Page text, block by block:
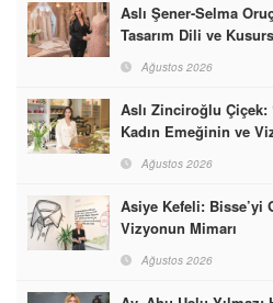
Aslı Şener-Selma
Tasarım Dili ve
Dünyasına İmzalarını
Ağustos 2026
Aslı Zinciroğlu Çiçek:
Kadın Emeğinin ve
Başarabileceğinin En
Ağustos 2026
Asiye Kefeli: Bisse’yi
Vizyonun Mimarı
Ağustos 2026